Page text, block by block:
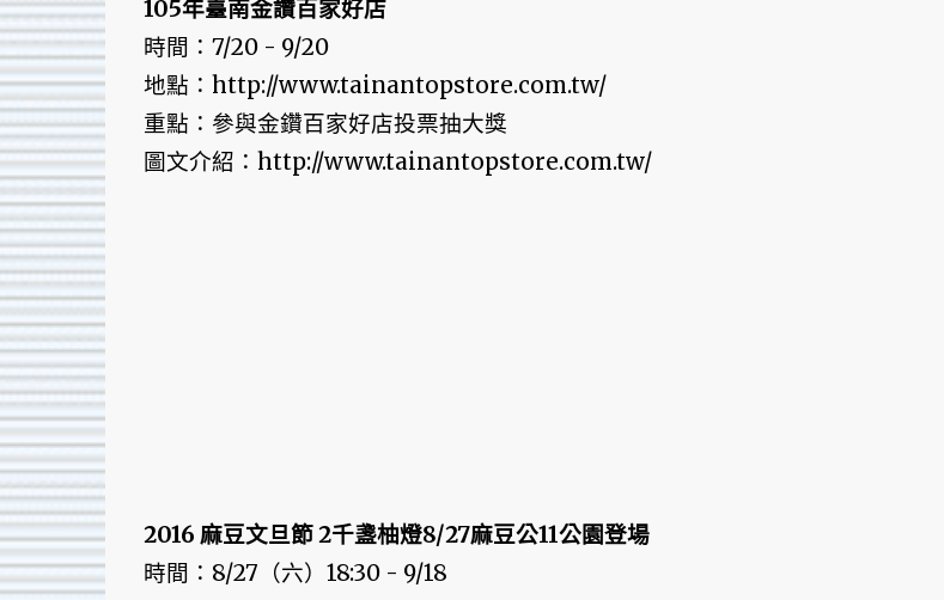
105年臺南金讚百家好店
時間：7/20 - 9/20
地點：http://www.tainantopstore.com.tw/
重點：參與金鑽百家好店投票抽大獎
圖文介紹：http://www.tainantopstore.com.tw/
2016 麻豆文旦節 2千盞柚燈8/27麻豆公11公園登場
時間：8/27（六）18:30 - 9/18